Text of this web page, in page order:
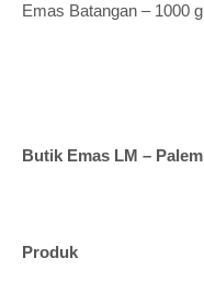
Emas Batangan –
Butik Emas LM –